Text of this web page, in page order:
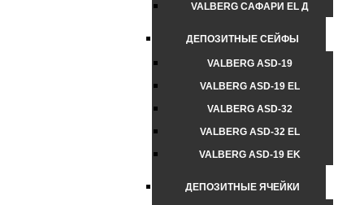
VALBERG САФАРИ EL Д
ДЕПОЗИТНЫЕ СЕЙФЫ
VALBERG ASD-19
VALBERG ASD-19 EL
VALBERG ASD-32
VALBERG ASD-32 EL
VALBERG ASD-19 EK
ДЕПОЗИТНЫЕ ЯЧЕЙКИ